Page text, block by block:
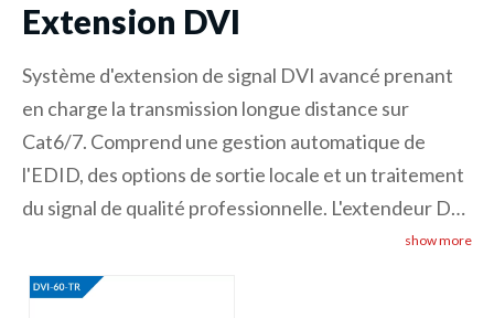
Extension DVI
Système d'extension de signal DVI avancé prenant
en charge la transmission longue distance sur
Cat6/7. Comprend une gestion automatique de
l'EDID, des options de sortie locale et un traitement
du signal de qualité professionnelle. L'extendeur DVI
distances étendues, parfait pour les salles de
show more